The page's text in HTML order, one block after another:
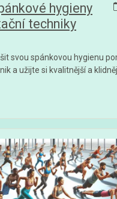
hygieny
techniky
svou spánkovou hygienu
a užijte si kvalitnější a